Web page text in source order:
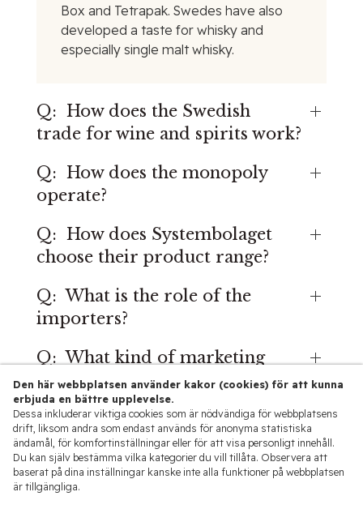
Box and Tetrapak. Swedes have also
developed a taste for whisky and
especially single malt whisky.
Q: How does the Swedish
trade for wine and spirits work?
Q: How does the monopoly
operate?
Q: How does Systembolaget
choose their product range?
Q: What is the role of the
importers?
Q: What kind of marketing
activities are allowed?
Q: How is the trade in
alcoholic products taxed in
Sweden?
Den här webbplatsen använder kakor (cookies) för att kunna
erbjuda en bättre upplevelse.
Dessa inkluderar viktiga cookies som är nödvändiga för webbplatsens
drift, liksom andra som endast används för anonyma statistiska
ändamål, för komfortinställningar eller för att visa personligt innehåll.
Du kan själv bestämma vilka kategorier du vill tillåta. Observera att
baserat på dina inställningar kanske inte alla funktioner på webbplatsen
är tillgängliga.